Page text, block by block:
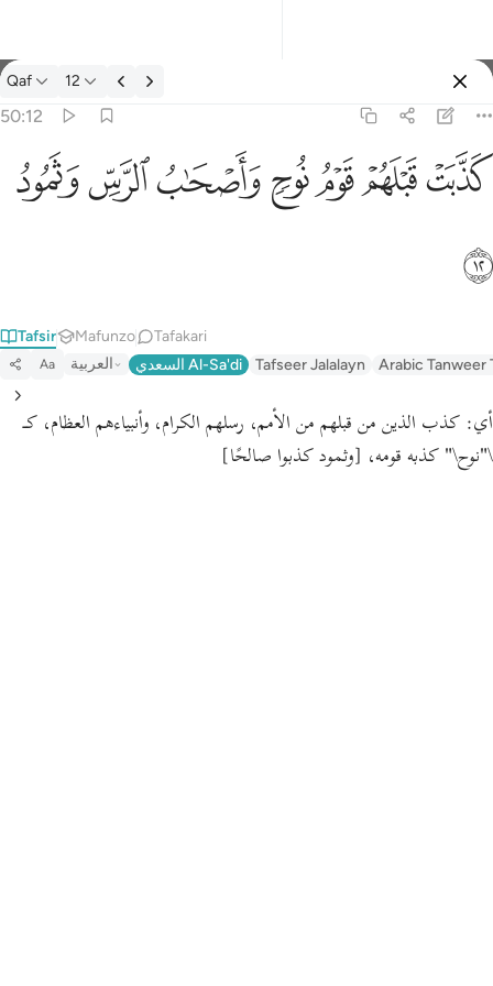
Tafsir: Qaf 50:12
Qaf 12
50:12
كذبت قبلهم قوم نوح واصحاب الرس وثمود ١٢
كَذَّبَتْ قَبْلَهُمْ قَوْمُ نُوحٍۢ وَأَصْحَـٰبُ ٱلرَّسِّ وَثَمُودُ ١٢
ﲫﲬﲭﲮﲯﲰﲱ
ﲲ
Tafsir Mafunzo Tafakari
Aa العربية السعدي Al-Sa'di Tafseer Jalalayn Arabic Tanweer
أي: كذب الذين من قبلهم من الأمم، رسلهم الكرام، وأنبياءهم العظام، كـ
\"نوح\" كذبه قومه، [وثمود كذبوا صالحًا]